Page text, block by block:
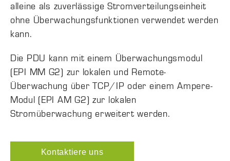
alleine als zuverlässige Stromverteilungseinheit
ohne Überwachungsfunktionen verwendet werden
kann.
Die PDU kann mit einem Überwachungsmodul
(EPI MM G2) zur lokalen und Remote-
Überwachung über TCP/IP oder einem Ampere-
Modul (EPI AM G2) zur lokalen
Stromüberwachung erweitert werden.
Kontaktiere uns